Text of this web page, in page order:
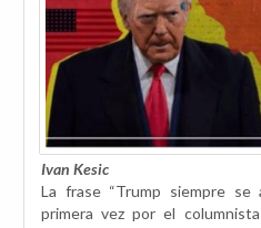
Ivan Kesic
La frase “Trump siempre se
primera vez por el